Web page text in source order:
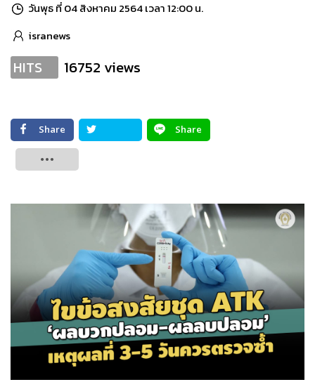
วันพุธ ที่ 04 สิงหาคม 2564 เวลา 12:00 น.
isranews
HITS 16752 views
Share
Share